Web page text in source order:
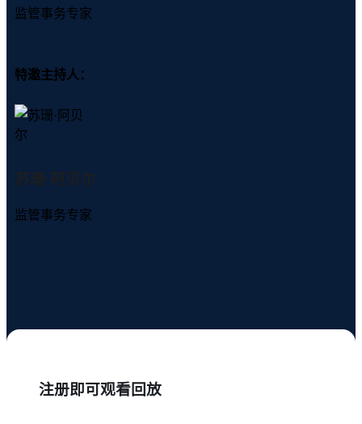
监管事务专家
特邀主持人：
监管事务专家
注册即可观看回放